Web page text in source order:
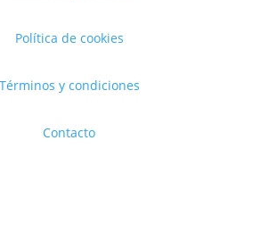
Política de cookies
Términos y condiciones
Contacto